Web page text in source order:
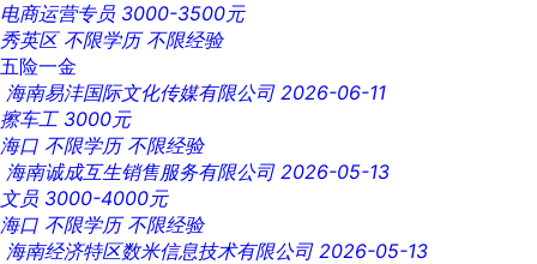
电商运营专员 3000-3500元
秀英区 不限学历 不限经验
五险一金
海南易沣国际文化传媒有限公司 2026-06-11
擦车工 3000元
海口 不限学历 不限经验
海南诚成互生销售服务有限公司 2026-05-13
文员 3000-4000元
海口 不限学历 不限经验
海南经济特区数米信息技术有限公司 2026-05-13